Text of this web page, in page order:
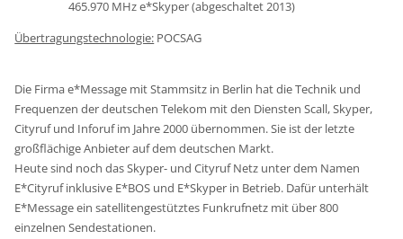
465.970 MHz e*Skyper (abgeschaltet 2013)
Übertragungstechnologie: POCSAG
Die Firma e*Message mit Stammsitz in Berlin hat die Technik und
Frequenzen der deutschen Telekom mit den Diensten Scall, Skyper,
Cityruf und Inforuf im Jahre 2000 übernommen. Sie ist der letzte
großflächige Anbieter auf dem deutschen Markt.
Heute sind noch das Skyper- und Cityruf Netz unter dem Namen
E*Cityruf inklusive E*BOS und E*Skyper in Betrieb. Dafür unterhält
E*Message ein satellitengestütztes Funkrufnetz mit über 800
einzelnen Sendestationen.